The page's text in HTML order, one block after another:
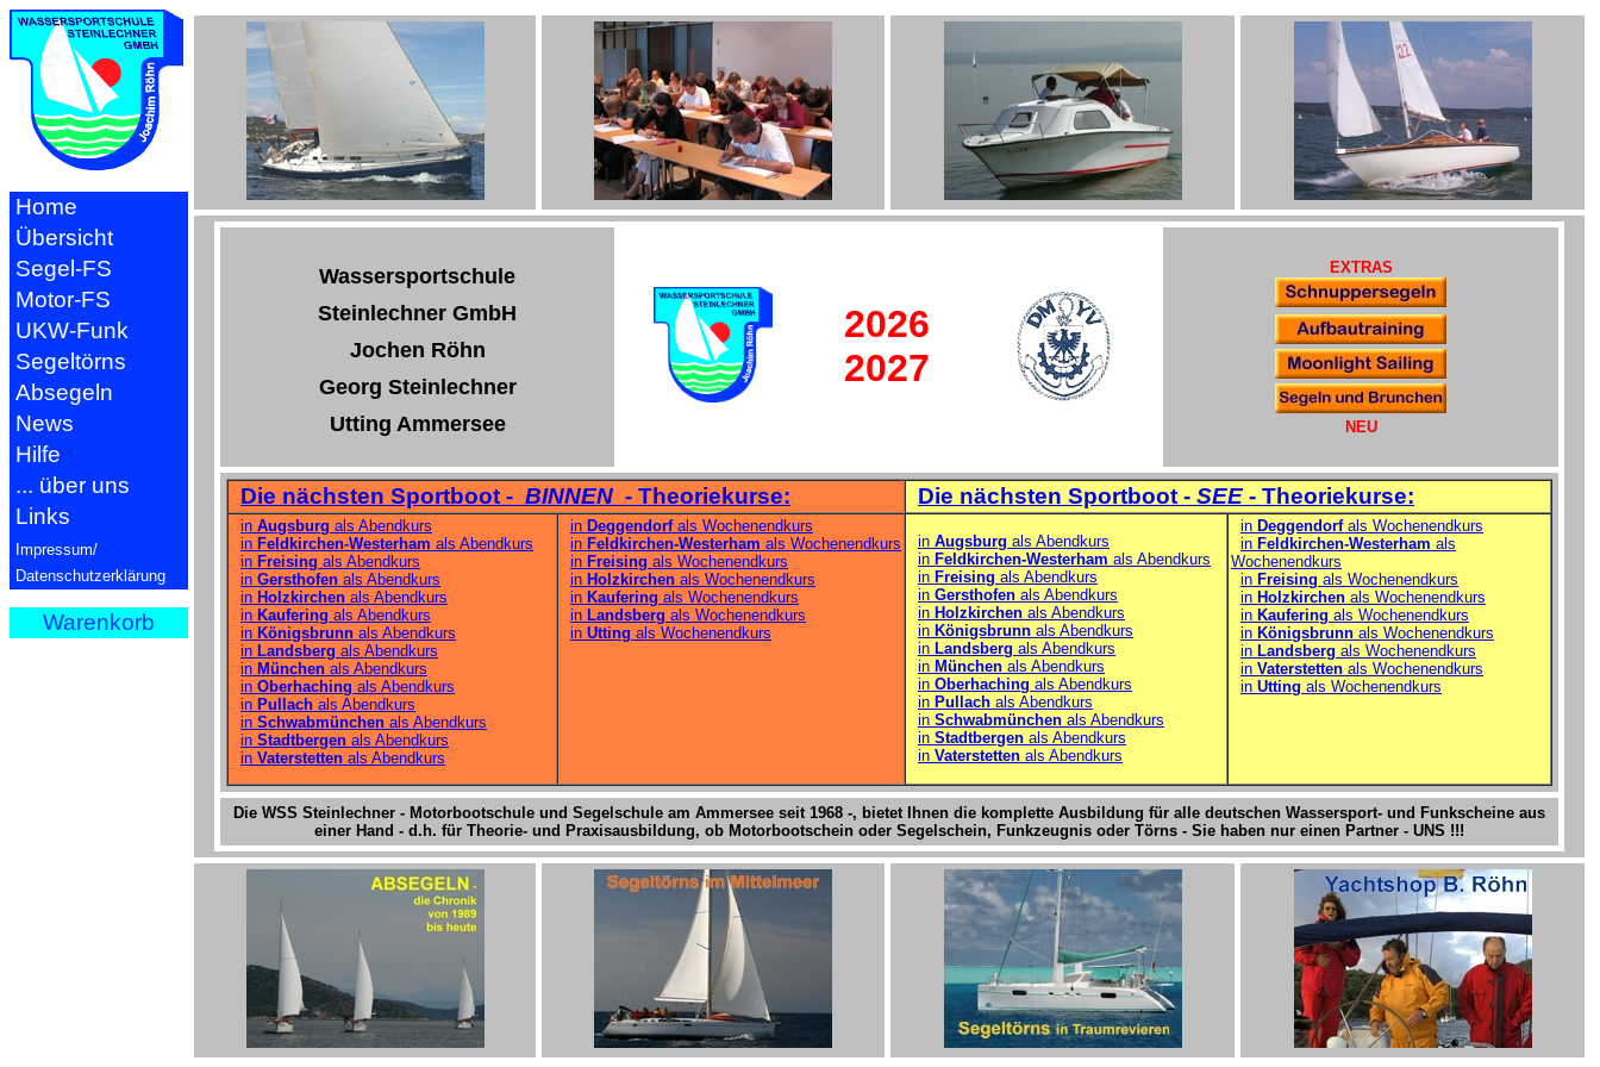
Home
Übersicht
Segel-FS
Motor-FS
UKW-Funk
Segeltörns
Absegeln
News
Hilfe
... über uns
Links
Impressum/
Datenschutzerklärung
Warenkorb
Wassersportschule
Steinlechner GmbH
Jochen Röhn
Georg Steinlechner
Utting Ammersee
2026
2027
EXTRAS
NEU
Die nächsten Sportboot - BINNEN - Theoriekurse: Die nächsten Sportboot - SEE - Theoriekurse:
in Augsburg als Abendkurs
in Feldkirchen-Westerham als Abendkurs
in Freising als Abendkurs
in Gersthofen als Abendkurs
in Holzkirchen als Abendkurs
in Kaufering als Abendkurs
in Königsbrunn als Abendkurs
in Landsberg als Abendkurs
in München als Abendkurs
in Oberhaching als Abendkurs
in Pullach als Abendkurs
in Schwabmünchen als Abendkurs
in Stadtbergen als Abendkurs
in Vaterstetten als Abendkurs
in Deggendorfals Wochenendkurs
in Feldkirchen-Westerham als Wochenendkurs
in Freising als Wochenendkurs
in Holzkirchen als Wochenendkurs
in Kaufering als Wochenendkurs
in Landsberg als Wochenendkurs
in Utting als Wochenendkurs
in Augsburg als Abendkurs
in Feldkirchen-Westerham als Abendkurs
in Freising als Abendkurs
in Gersthofen als Abendkurs
in Holzkirchen als Abendkurs
in Königsbrunn als Abendkurs
in Landsberg als Abendkurs
in München als Abendkurs
in Oberhaching als Abendkurs
in Pullach als Abendkurs
in Schwabmünchen als Abendkurs
in Stadtbergen als Abendkurs
in Vaterstetten als Abendkurs
in Deggendorfals Wochenendkurs
in Feldkirchen-Westerham als
Wochenendkurs
in Freising als Wochenendkurs
in Holzkirchen als Wochenendkurs
in Kaufering als Wochenendkurs
in Königsbrunn als Wochenendkurs
in Landsberg als Wochenendkurs
in Vaterstetten als Wochenendkurs
in Utting als Wochenendkurs
Die WSS Steinlechner - Motorbootschule und Segelschule am Ammersee seit 1968 -, bietet Ihnen die komplette Ausbildung für alle deutschen Wassersport- und Funkscheine aus
einer Hand - d.h. für Theorie- und Praxisausbildung, ob Motorbootschein oder Segelschein, Funkzeugnis oder Törns - Sie haben nur einen Partner - UNS !!!